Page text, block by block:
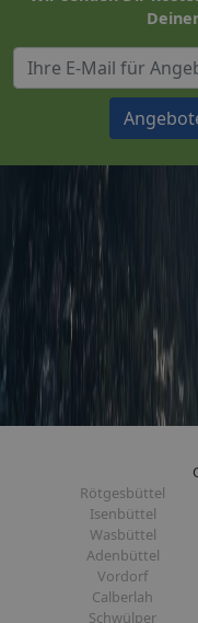
Rötgesbüttel
Isenbüttel
Wasbüttel
Adenbüttel
Vordorf
Calberlah
Schwülper